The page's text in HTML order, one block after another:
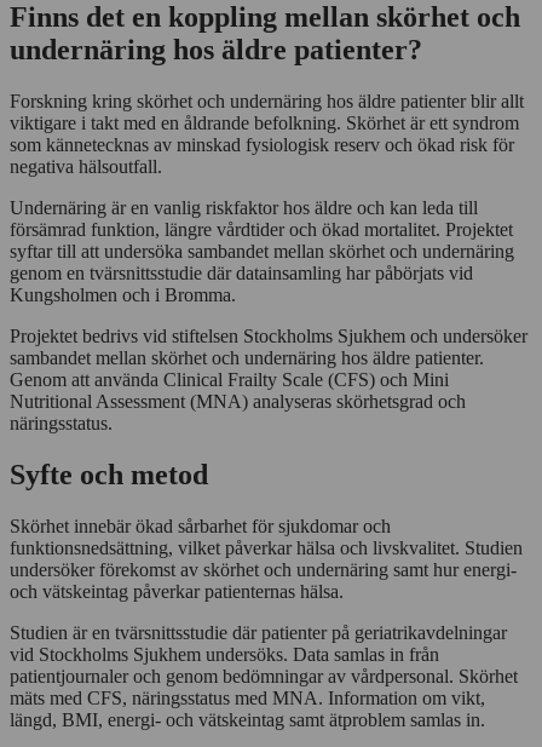
Finns det en koppling mellan skörhet och
undernäring hos äldre patienter?
Forskning kring skörhet och undernäring hos äldre patienter blir allt
viktigare i takt med en åldrande befolkning. Skörhet är ett syndrom
som kännetecknas av minskad fysiologisk reserv och ökad risk för
negativa hälsoutfall.
Undernäring är en vanlig riskfaktor hos äldre och kan leda till
försämrad funktion, längre vårdtider och ökad mortalitet. Projektet
syftar till att undersöka sambandet mellan skörhet och undernäring
genom en tvärsnittsstudie där datainsamling har påbörjats vid
Kungsholmen och i Bromma.
Projektet bedrivs vid stiftelsen Stockholms Sjukhem och undersöker
sambandet mellan skörhet och undernäring hos äldre patienter.
Genom att använda Clinical Frailty Scale (CFS) och Mini
Nutritional Assessment (MNA) analyseras skörhetsgrad och
näringsstatus.
Syfte och metod
Skörhet innebär ökad sårbarhet för sjukdomar och
funktionsnedsättning, vilket påverkar hälsa och livskvalitet. Studien
undersöker förekomst av skörhet och undernäring samt hur energi-
och vätskeintag påverkar patienternas hälsa.
Studien är en tvärsnittsstudie där patienter på geriatrikavdelningar
vid Stockholms Sjukhem undersöks. Data samlas in från
patientjournaler och genom bedömningar av vårdpersonal. Skörhet
mäts med CFS, näringsstatus med MNA. Information om vikt,
längd, BMI, energi- och vätskeintag samt ätproblem samlas in.